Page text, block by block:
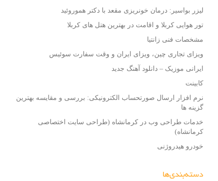
لیزر بواسیر: درمان خونریزی مقعد با دکتر هموروئید
تور هوایی کربلا و اقامت در بهترین هتل های کربلا
مشخصات فنی زانتیا
ویزای تجاری چین، ویزای ایران و وقت سفارت سوئیس
ایرانی موزیک – دانلود آهنگ جدید
کابینت
نرم افزار ارسال صورتحساب الکترونیکی: بررسی و مقایسه بهترین
گزینه ها
خدمات طراحی وب در کرمانشاه (طراحی سایت اختصاصی
کرمانشاه)
خودرو هیدروژنی
دسته‌بندی‌ها